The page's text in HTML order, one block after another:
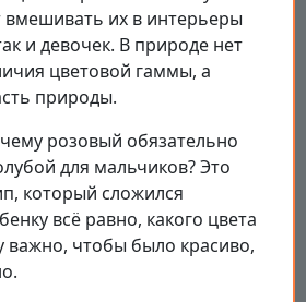
вмешивать их в интерьеры
и девочек. В природе нет
цветовой гаммы, а
природы.
розовый обязательно
для мальчиков? Это
который сложился
всё равно, какого цвета
важно, чтобы было красиво,